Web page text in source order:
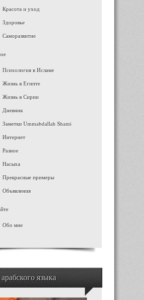
Красота и уход
Здоровье
Саморазвитие
Психология в Исламе
Жизнь в Египте
Жизнь в Сирии
Дневник
Заметки Ummabdallah Shami
Интернет
Разное
Насыха
Прекрасные примеры
Объявления
Обо мне
языка